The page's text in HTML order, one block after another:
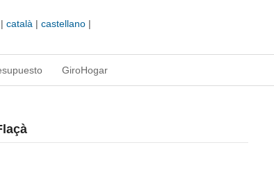
|català |castellano |
GiroHogar